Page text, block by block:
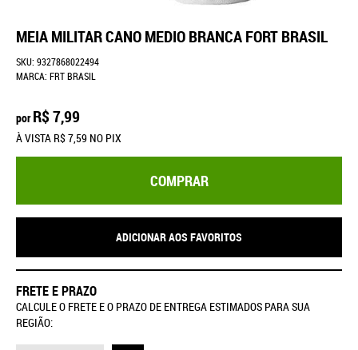
MEIA MILITAR CANO MEDIO BRANCA FORT BRASIL
SKU: 9327868022494
MARCA: FRT BRASIL
por R$ 7,99
À VISTA R$ 7,59 NO PIX
COMPRAR
ADICIONAR AOS FAVORITOS
FRETE E PRAZO
CALCULE O FRETE E O PRAZO DE ENTREGA ESTIMADOS PARA SUA
REGIÃO: